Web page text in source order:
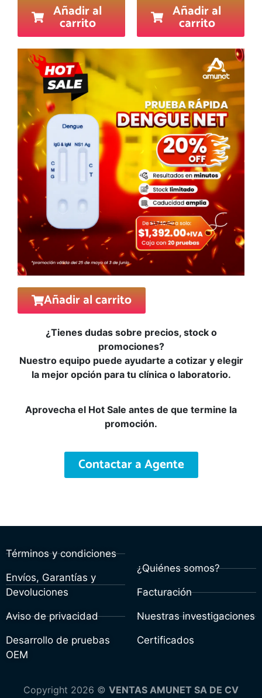
Añadir al
carrito
Añadir al
carrito
Añadir al carrito
¿Tienes dudas sobre precios, stock o
promociones?
Nuestro equipo puede ayudarte a cotizar y elegir
la mejor opción para tu clínica o laboratorio.
Aprovecha el Hot Sale antes de que termine la
promoción.
Contactar a Agente
Términos y condiciones
Envíos, Garantías y
Devoluciones
Aviso de privacidad
Desarrollo de pruebas
OEM
¿Quiénes somos?
Facturación
Nuestras investigaciones
Certificados
Copyright 2026 © VENTAS AMUNET SA DE CV